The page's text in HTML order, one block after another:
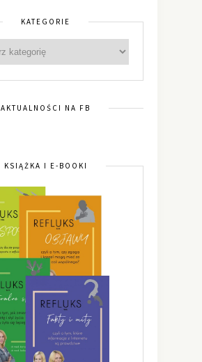
KATEGORIE
AKTUALNOŚCI NA FB
KSIĄŻKA I E-BOOKI